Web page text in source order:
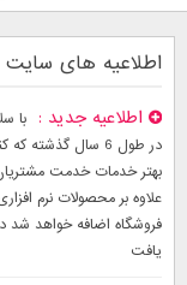
اطلاعیه های سایت
اطلاعیه جدید
با
در طول 6 سال
بهتر خدمات خدمت
علاوه بر محصولات نرم
فروشگاه اضافه خواهد شد
یافت